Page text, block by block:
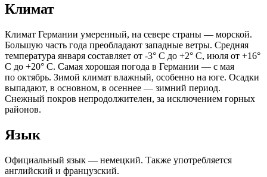
Климат
Климат Германии умеренный, на севере страны — морской.
Большую часть года преобладают западные ветры. Средняя
температура января составляет от -3° С до +2° С, июля от +16°
С до +20° С. Самая хорошая погода в Германии — с мая
по октябрь. Зимой климат влажный, особенно на юге. Осадки
выпадают, в основном, в осеннее — зимний период.
Снежный покров непродолжителен, за исключением горных
районов.
Язык
Официальный язык — немецкий. Также употребляется
английский и французский.